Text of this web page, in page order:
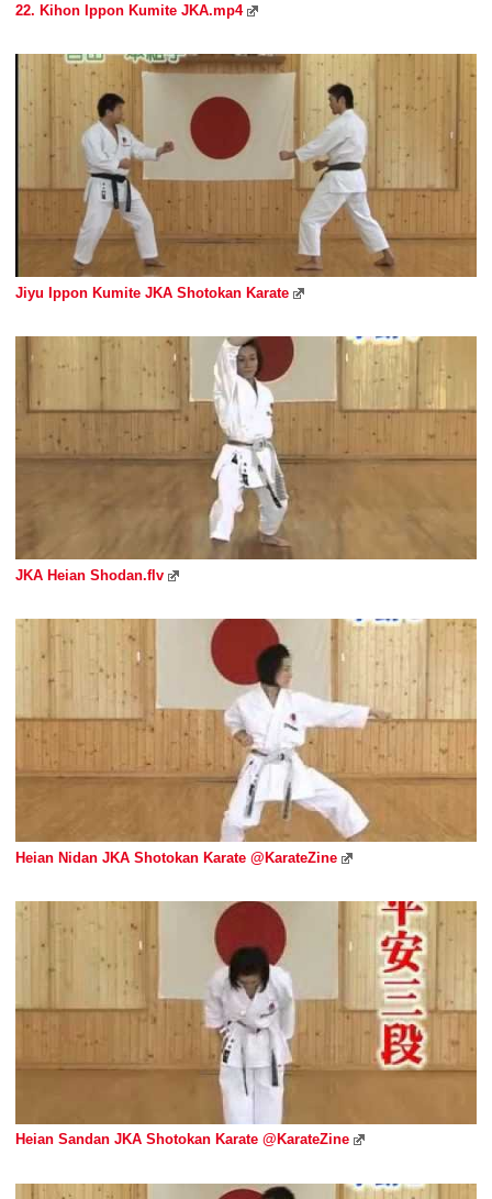
22. Kihon Ippon Kumite JKA.mp4
Jiyu Ippon Kumite JKA Shotokan Karate
JKA Heian Shodan.flv
Heian Nidan JKA Shotokan Karate @KarateZine
Heian Sandan JKA Shotokan Karate @KarateZine